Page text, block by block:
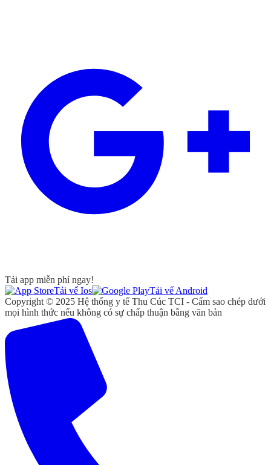
Tải app miễn phí ngay!
Tải vể Ios
Tải vể Android
Copyright © 2025 Hệ thống y tế Thu Cúc TCI - Cấm sao chép dưới
mọi hình thức nếu không có sự chấp thuận bằng văn bản